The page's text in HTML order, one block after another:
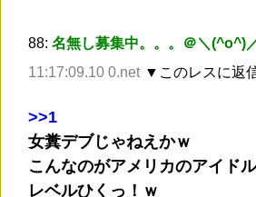
88: 名無し募集中。。。＠＼(^o^)
11:17:09.10 0.net ▼このレスに返
>>1
女糞デブじゃねえかｗ
こんなのがアメリカのアイド
レベルひくっ！ｗ